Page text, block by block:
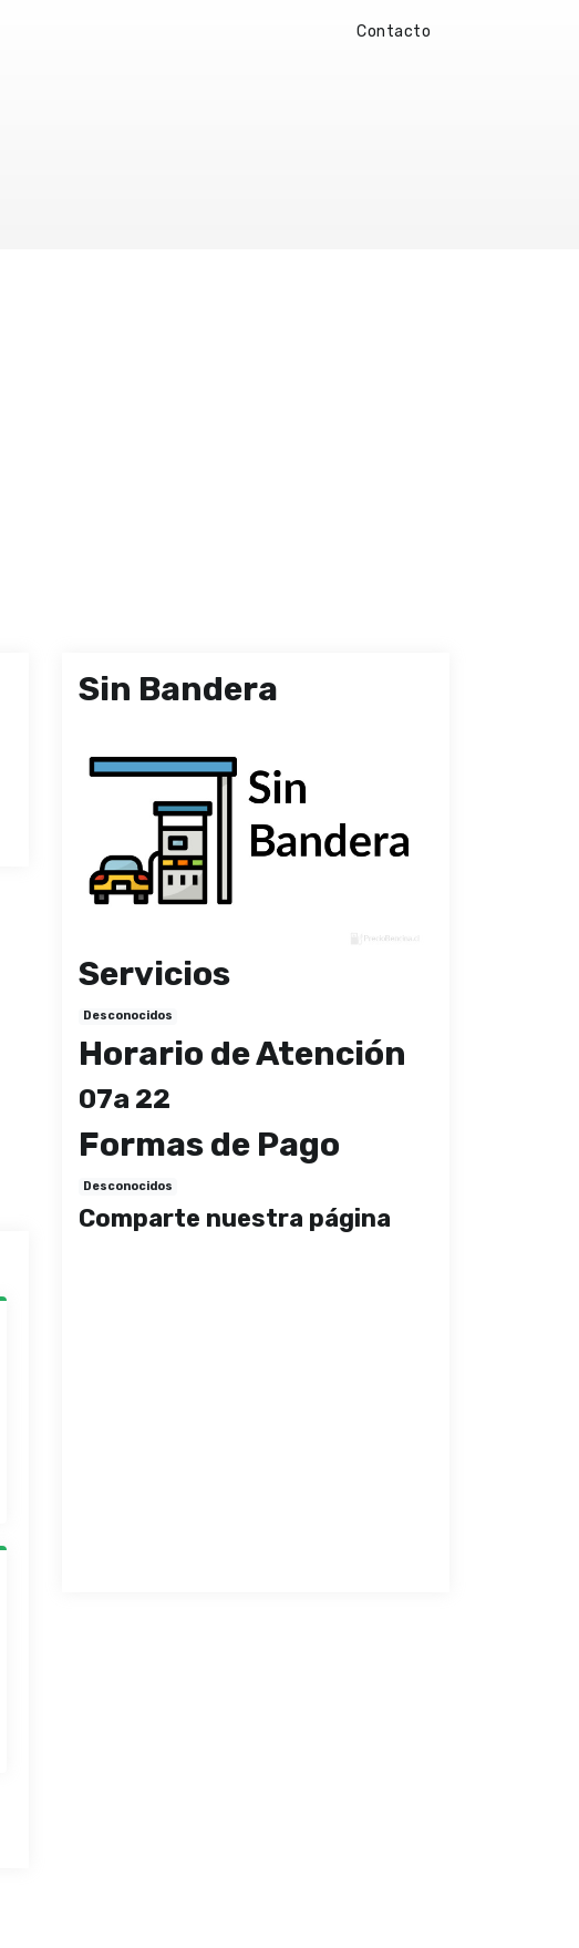
Contacto
Sin Bandera
Servicios
Desconocidos
Horario de Atención
07a 22
Formas de Pago
Desconocidos
Comparte nuestra página